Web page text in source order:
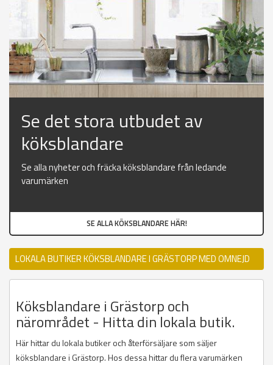
Se det stora utbudet av
köksblandare
Se alla nyheter och fräcka köksblandare från ledande
varumärken
SE ALLA KÖKSBLANDARE HÄR!
LOKALA BUTIKER KÖKSBLANDARE I GRÄSTORP MED OMNEJD
Köksblandare i Grästorp och
närområdet - Hitta din lokala butik.
Här hittar du lokala butiker och återförsäljare som säljer
köksblandare i Grästorp. Hos dessa hittar du flera varumärken